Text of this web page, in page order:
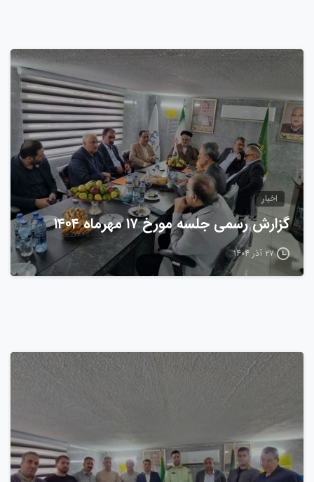
0
اخبار
گزارش رسمی جلسه مورخ ۱۷ مهرماه ۱۴۰۴
۲۷ آذر ۱۴۰۴
0